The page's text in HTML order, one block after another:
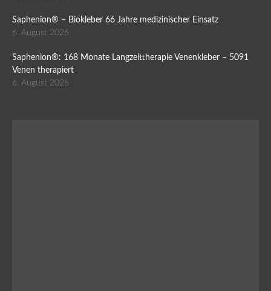
Saphenion® – Biokleber 66 Jahre medizinischer Einsatz
6. August 2026
Saphenion®: 168 Monate Langzeittherapie Venenkleber – 5091
Venen therapiert
6. August 2026